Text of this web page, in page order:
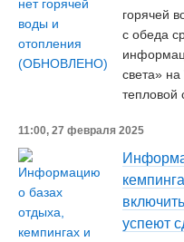
горячей
с обеда
света»
тепловой
11:00, 27 февраля 2025
успеют